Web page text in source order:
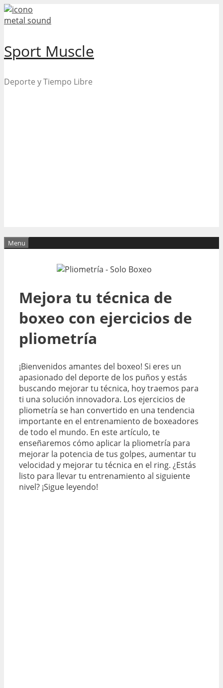
Skip
to
Sport Muscle
Deporte y Tiempo Libre
Menu
Mejora tu técnica de
boxeo con ejercicios de
pliometría
¡Bienvenidos amantes del boxeo! Si eres un
apasionado del deporte de los puños y estás
buscando mejorar tu técnica, hoy traemos para
ti una solución innovadora. Los ejercicios de
pliometría se han convertido en una tendencia
importante en el entrenamiento de boxeadores
de todo el mundo. En este artículo, te
enseñaremos cómo aplicar la pliometría para
mejorar la potencia de tus golpes, aumentar tu
velocidad y mejorar tu técnica en el ring. ¿Estás
listo para llevar tu entrenamiento al siguiente
nivel? ¡Sigue leyendo!